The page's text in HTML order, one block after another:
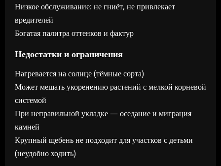
Низкое обслуживание: не гниёт, не привлекает
вредителей
Богатая палитра оттенков и фактур
Недостатки и ограничения
Нагревается на солнце (тёмные сорта)
Может мешать укоренению растений с мелкой корневой
системой
При неправильной укладке — оседание и миграция
камней
Крупный щебень не подходит для участков с детьми
(неудобно ходить)